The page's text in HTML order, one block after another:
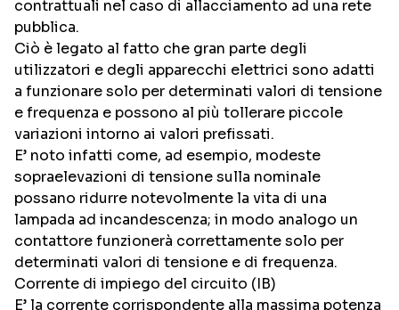
contrattuali nel caso di allacciamento ad una rete
pubblica.
Ciò è legato al fatto che gran parte degli
utilizzatori e degli apparecchi elettrici sono adatti
a funzionare solo per determinati valori di tensione
e frequenza e possono al più tollerare piccole
variazioni intorno ai valori prefissati.
E’ noto infatti come, ad esempio, modeste
sopraelevazioni di tensione sulla nominale
possano ridurre notevolmente la vita di una
lampada ad incandescenza; in modo analogo un
contattore funzionerà correttamente solo per
determinati valori di tensione e di frequenza.
Corrente di impiego del circuito (IB)
E’ la corrente corrispondente alla massima potenza